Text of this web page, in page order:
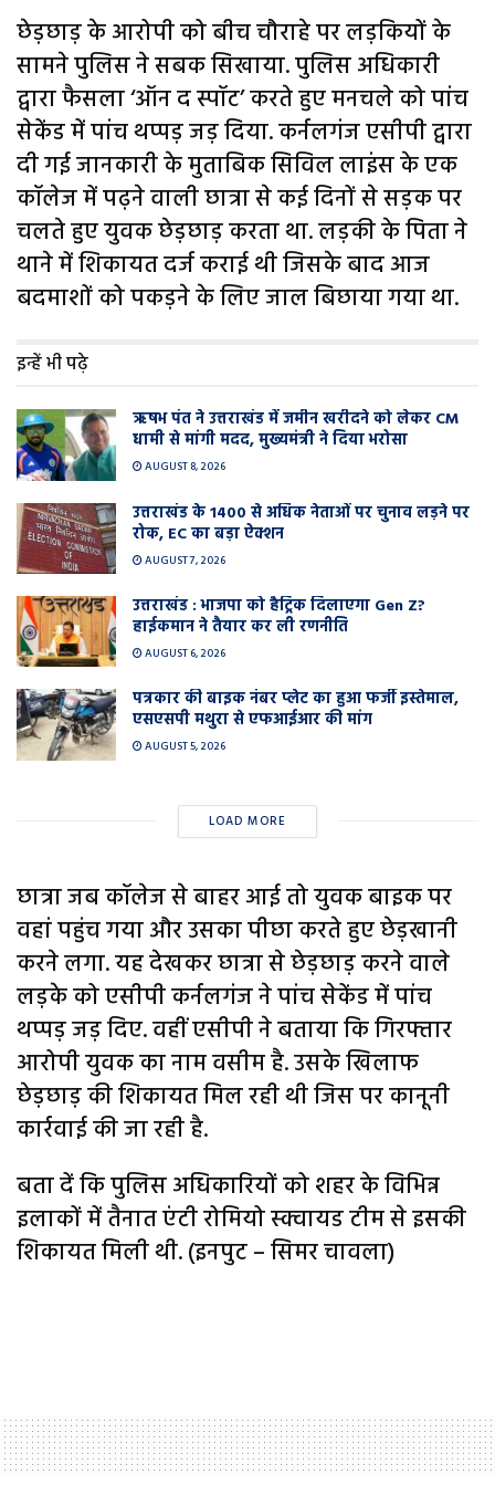
छेड़छाड़ के आरोपी को बीच चौराहे पर लड़कियों के
सामने पुलिस ने सबक सिखाया. पुलिस अधिकारी
द्वारा फैसला ‘ऑन द स्पॉट’ करते हुए मनचले को पांच
सेकेंड में पांच थप्पड़ जड़ दिया. कर्नलगंज एसीपी द्वारा
दी गई जानकारी के मुताबिक सिविल लाइंस के एक
कॉलेज में पढ़ने वाली छात्रा से कई दिनों से सड़क पर
चलते हुए युवक छेड़छाड़ करता था. लड़की के पिता ने
थाने में शिकायत दर्ज कराई थी जिसके बाद आज
बदमाशों को पकड़ने के लिए जाल बिछाया गया था.
इन्हें भी पढ़े
ऋषभ पंत ने उत्तराखंड में जमीन खरीदने को लेकर CM
धामी से मांगी मदद, मुख्यमंत्री ने दिया भरोसा
AUGUST 8, 2026
उत्तराखंड के 1400 से अधिक नेताओं पर चुनाव लड़ने पर
रोक, EC का बड़ा ऐक्शन
AUGUST 7, 2026
उत्तराखंड : भाजपा को हैट्रिक दिलाएगा Gen Z?
हाईकमान ने तैयार कर ली रणनीति
AUGUST 6, 2026
पत्रकार की बाइक नंबर प्लेट का हुआ फर्जी इस्तेमाल,
एसएसपी मथुरा से एफआईआर की मांग
AUGUST 5, 2026
LOAD MORE
छात्रा जब कॉलेज से बाहर आई तो युवक बाइक पर
वहां पहुंच गया और उसका पीछा करते हुए छेड़खानी
करने लगा. यह देखकर छात्रा से छेड़छाड़ करने वाले
लड़के को एसीपी कर्नलगंज ने पांच सेकेंड में पांच
थप्पड़ जड़ दिए. वहीं एसीपी ने बताया कि गिरफ्तार
आरोपी युवक का नाम वसीम है. उसके खिलाफ
छेड़छाड़ की शिकायत मिल रही थी जिस पर कानूनी
कार्रवाई की जा रही है.
बता दें कि पुलिस अधिकारियों को शहर के विभिन्न
इलाकों में तैनात एंटी रोमियो स्क्वायड टीम से इसकी
शिकायत मिली थी. (इनपुट – सिमर चावला)